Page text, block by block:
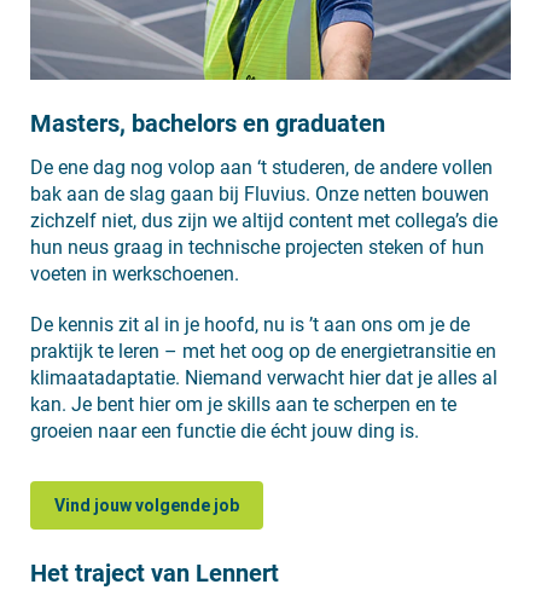
Masters, bachelors en graduaten
De ene dag nog volop aan ‘t studeren, de andere vollen
bak aan de slag gaan bij Fluvius. Onze netten bouwen
zichzelf niet, dus zijn we altijd content met collega’s die
hun neus graag in technische projecten steken of hun
voeten in werkschoenen.
De kennis zit al in je hoofd, nu is ’t aan ons om je de
praktijk te leren – met het oog op de energietransitie en
klimaatadaptatie. Niemand verwacht hier dat je alles al
kan. Je bent hier om je skills aan te scherpen en te
groeien naar een functie die écht jouw ding is.
Vind jouw volgende job
Het traject van Lennert